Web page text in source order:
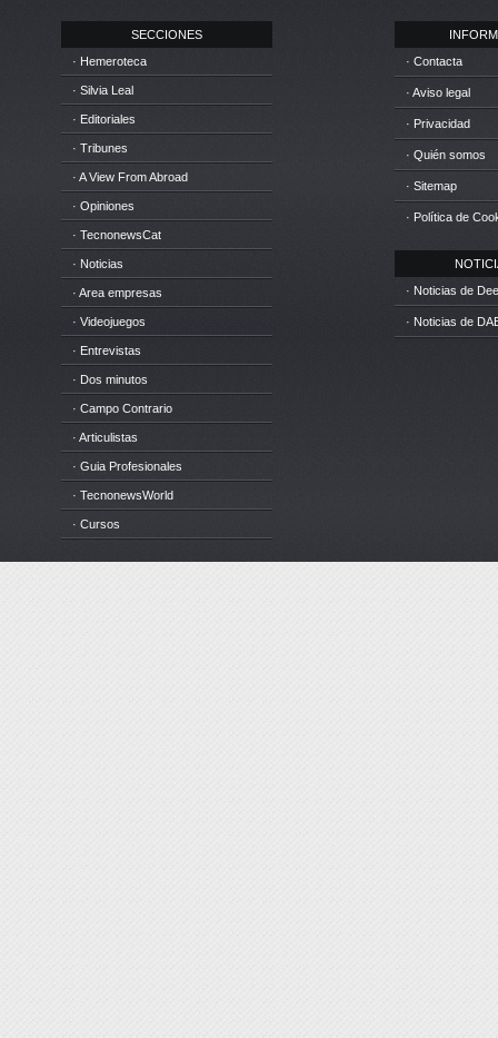
SECCIONES
· Hemeroteca
· Silvia Leal
· Editoriales
· Tribunes
· A View From Abroad
· Opiniones
· TecnonewsCat
· Noticias
· Area empresas
· Videojuegos
· Entrevistas
· Dos minutos
· Campo Contrario
· Articulistas
· Guia Profesionales
· TecnonewsWorld
· Cursos
· Contacta
· Aviso legal
· Privacidad
· Quién somos
· Sitemap
· Política de
· Noticias de
· Noticias de